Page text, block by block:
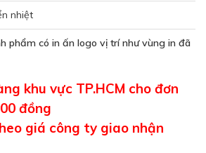
nhiệt
phẩm có in ấn logo vị trí như vùng in đã
khu vực TP.HCM cho đơn
đồng
giá công ty giao nhận